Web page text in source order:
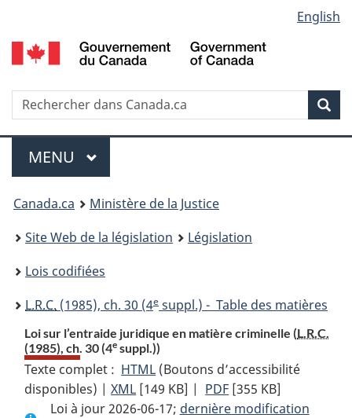
au
contenu
propos
de
la
HTML
simplifiée
selection
English
Recherche
Menu
MENU PRINCIPAL
You
are
here:
Canada.ca
Ministère de la Justice
Site Web de la législation
Législation
Lois codifiées
L.R.C. (1985), ch. 30 (4e suppl.) - Table des matières
Loi sur l’entraide juridique en matière criminelle (L.R.C.
(1985), ch. 30 (4e suppl.))
Texte complet : HTML Texte
complet
:
(Boutons d’accessibilité
disponibles) |XML Texte
complet
[149 KB] | PDF Texte
complet
[355 KB]
Loi à jour 2026-06-17; dernière modification